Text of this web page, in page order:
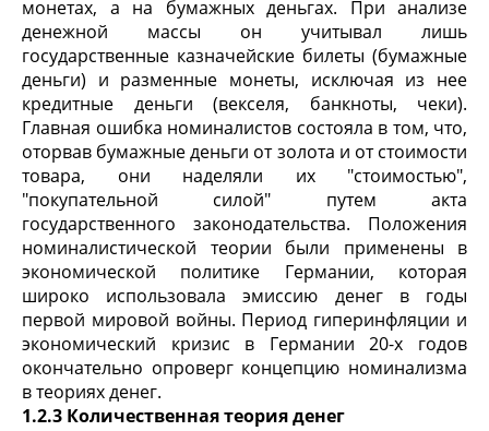
монетах, а на бумажных деньгах. При анализе
денежной массы он учитывал лишь
государственные казначейские билеты (бумажные
деньги) и разменные монеты, исключая из нее
кредитные деньги (векселя, банкноты, чеки).
Главная ошибка номиналистов состояла в том, что,
оторвав бумажные деньги от золота и от стоимости
товара, они наделяли их "стоимостью",
"покупательной силой" путем акта
государственного законодательства. Положения
номиналистической теории были применены в
экономической политике Германии, которая
широко использовала эмиссию денег в годы
первой мировой войны. Период гиперинфляции и
экономический кризис в Германии 20-х годов
окончательно опроверг концепцию номинализма
в теориях денег.
1.2.3 Количественная теория денег